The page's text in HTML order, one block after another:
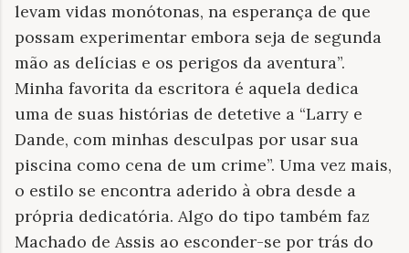
levam vidas monótonas, na esperança de que
possam experimentar embora seja de segunda
mão as delícias e os perigos da aventura”.
Minha favorita da escritora é aquela dedica
uma de suas histórias de detetive a “Larry e
Dande, com minhas desculpas por usar sua
piscina como cena de um crime”. Uma vez mais,
o estilo se encontra aderido à obra desde a
própria dedicatória. Algo do tipo também faz
Machado de Assis ao esconder-se por trás do